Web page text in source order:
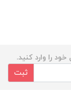
را وارد کنید.
ثبت